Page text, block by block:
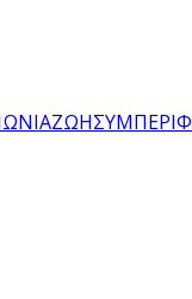
ΖΩΗ